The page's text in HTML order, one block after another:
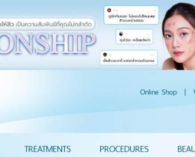
Online Shop |
TREATMENTS PROCEDURES